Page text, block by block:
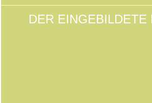
DER EINGEBILDETE